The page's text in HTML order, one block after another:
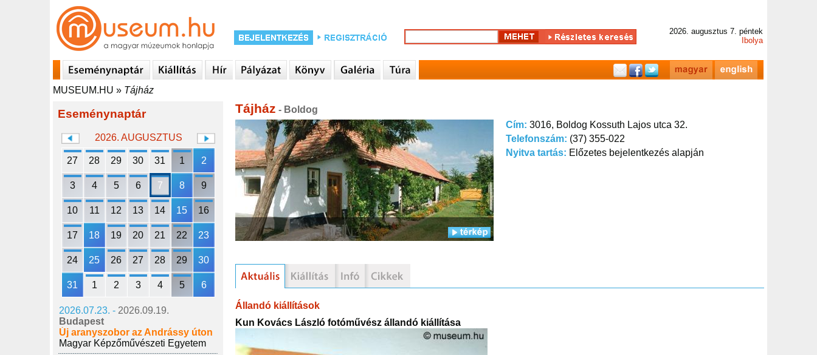
2026. augusztus 7. péntek
Ibolya
MUSEUM.HU » Tájház
Eseménynaptár
2026. AUGUSZTUS
27 28 29 30 31 1 2
3 4 5 6 7 8 9
10 11 12 13 14 15 16
17 18 19 20 21 22 23
24 25 26 27 28 29 30
31 1 2 3 4 5 6
2026.07.23. - 2026.09.19.
Budapest
Új aranyszobor az Andrássy úton
Magyar Képzőművészeti Egyetem
Tájház - Boldog
Cím: 3016, Boldog Kossuth Lajos utca 32.
Telefonszám: (37) 355-022
Nyitva tartás: Előzetes bejelentkezés alapján
Állandó kiállítások
Kun Kovács László fotóművész állandó kiállítása